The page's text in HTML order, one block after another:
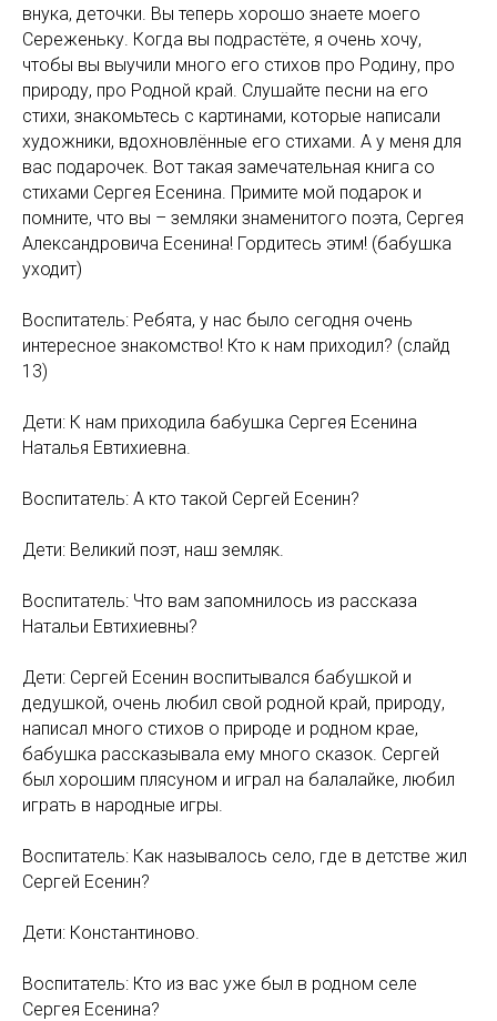
внука, деточки. Вы теперь хорошо знаете моего
Сереженьку. Когда вы подрастёте, я очень хочу,
чтобы вы выучили много его стихов про Родину, про
природу, про Родной край. Слушайте песни на его
стихи, знакомьтесь с картинами, которые написали
художники, вдохновлённые его стихами. А у меня для
вас подарочек. Вот такая замечательная книга со
стихами Сергея Есенина. Примите мой подарок и
помните, что вы – земляки знаменитого поэта, Сергея
Александровича Есенина! Гордитесь этим! (бабушка
уходит)
Воспитатель: Ребята, у нас было сегодня очень
интересное знакомство! Кто к нам приходил? (слайд
13)
Дети: К нам приходила бабушка Сергея Есенина
Наталья Евтихиевна.
Воспитатель: А кто такой Сергей Есенин?
Дети: Великий поэт, наш земляк.
Воспитатель: Что вам запомнилось из рассказа
Натальи Евтихиевны?
Дети: Сергей Есенин воспитывался бабушкой и
дедушкой, очень любил свой родной край, природу,
написал много стихов о природе и родном крае,
бабушка рассказывала ему много сказок. Сергей
был хорошим плясуном и играл на балалайке, любил
играть в народные игры.
Воспитатель: Как называлось село, где в детстве жил
Сергей Есенин?
Дети: Константиново.
Воспитатель: Кто из вас уже был в родном селе
Сергея Есенина?